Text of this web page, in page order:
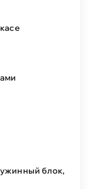
блок,